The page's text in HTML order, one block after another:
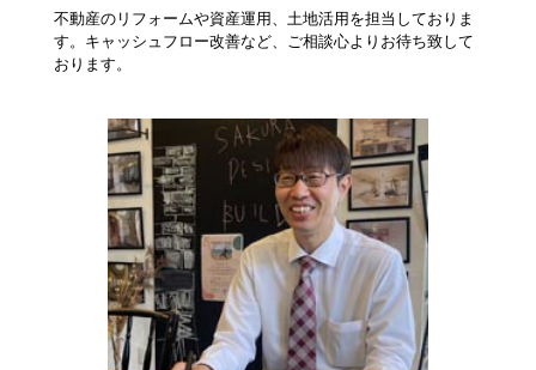
不動産のリフォームや資産運用、土地活用を担当しておりま
す。キャッシュフロー改善など、ご相談心よりお待ち致して
おります。